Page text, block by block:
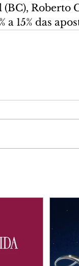
(BC), Roberto
a 15% das